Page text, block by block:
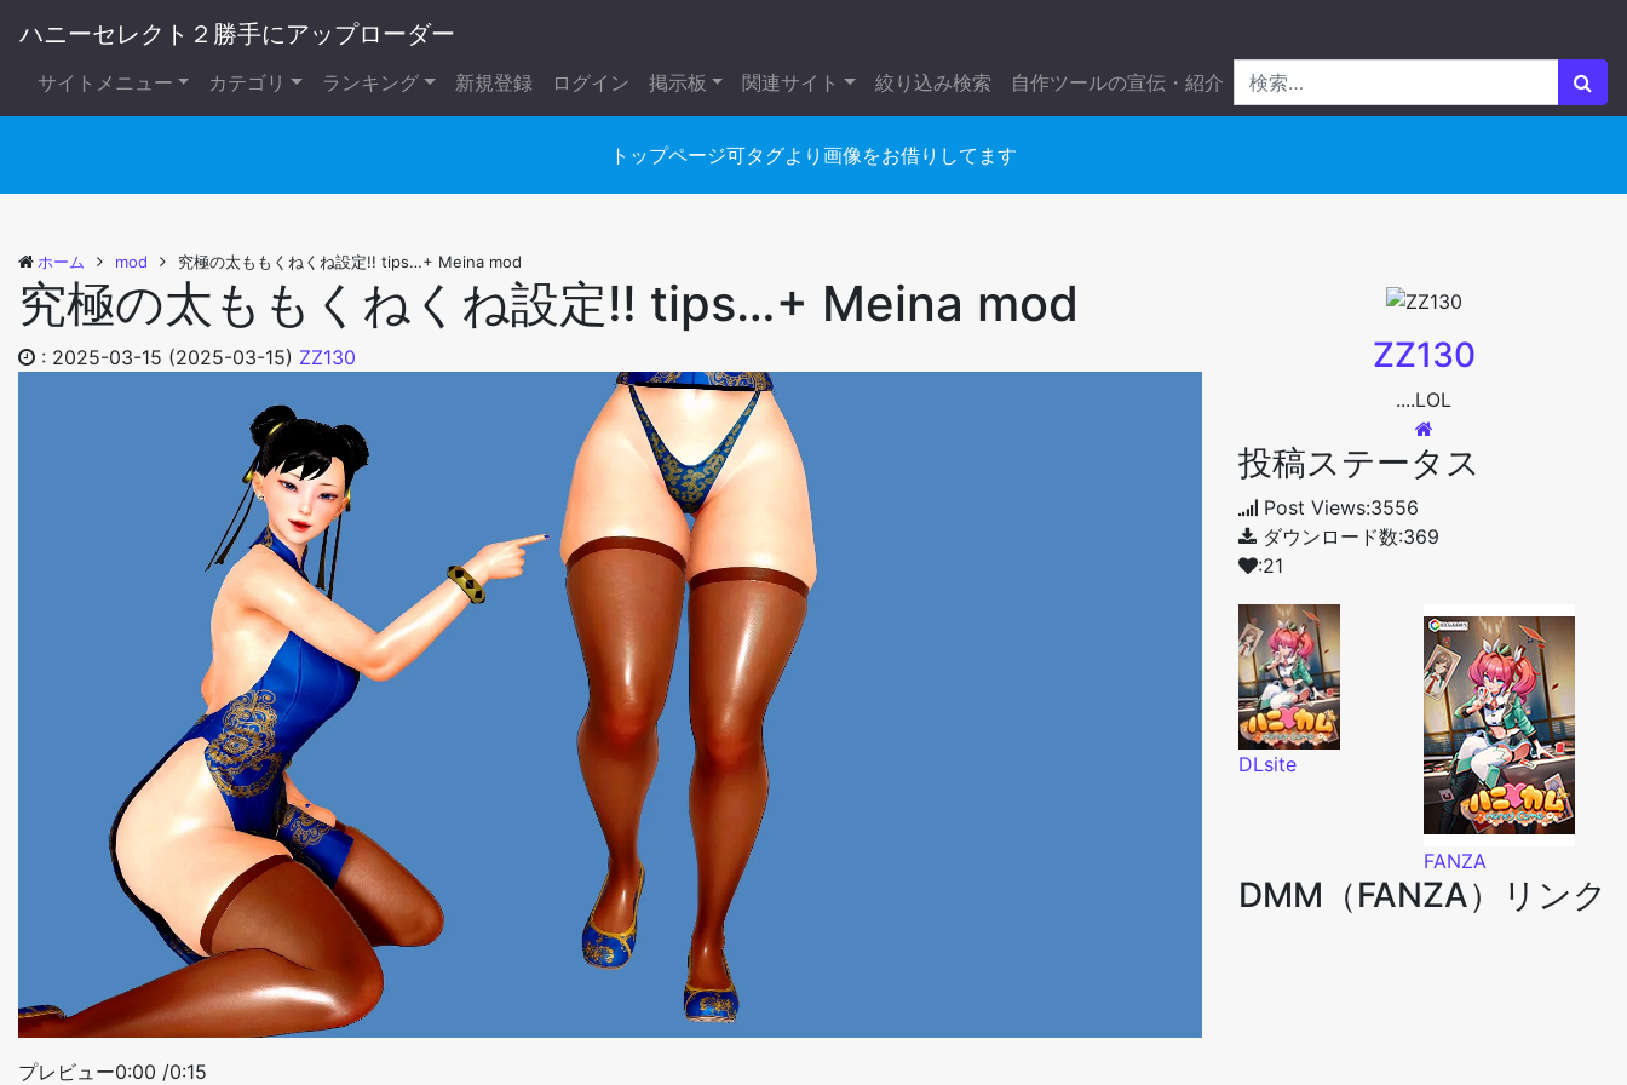
ハニーセレクト２勝手にアップローダー
サイトメニュー カテゴリ ランキング 新規登録 ログイン 掲示板 関連サイト 絞り込み検索 自作ツールの宣伝・紹介
トップページ可タグより画像をお借りしてます
ホーム mod 究極の太ももくねくね設定!! tips…+ Meina mod
究極の太ももくねくね設定!! tips…+ Meina mod
: 2025-03-15 (2025-03-15) ZZ130
プレビュー0:00 /0:15
ZZ130
....LOL
投稿ステータス
Post Views:3556
ダウンロード数:369
:21
DLsite
FANZA
DMM（FANZA）リンク